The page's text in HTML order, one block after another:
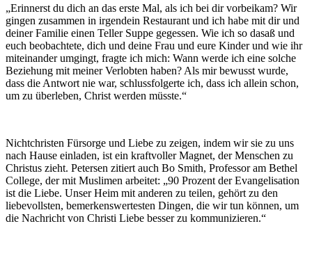
„Erinnerst du dich an das erste Mal, als ich bei dir vorbeikam? Wir
gingen zusammen in irgendein Restaurant und ich habe mit dir und
deiner Familie einen Teller Suppe gegessen. Wie ich so dasaß und
euch beobachtete, dich und deine Frau und eure Kinder und wie ihr
miteinander umgingt, fragte ich mich: Wann werde ich eine solche
Beziehung mit meiner Verlobten haben? Als mir bewusst wurde,
dass die Antwort nie war, schlussfolgerte ich, dass ich allein schon,
um zu überleben, Christ werden müsste.“
Nichtchristen Fürsorge und Liebe zu zeigen, indem wir sie zu uns
nach Hause einladen, ist ein kraftvoller Magnet, der Menschen zu
Christus zieht. Petersen zitiert auch Bo Smith, Professor am Bethel
College, der mit Muslimen arbeitet: „90 Prozent der Evangelisation
ist die Liebe. Unser Heim mit anderen zu teilen, gehört zu den
liebevollsten, bemerkenswertesten Dingen, die wir tun können, um
die Nachricht von Christi Liebe besser zu kommunizieren.“